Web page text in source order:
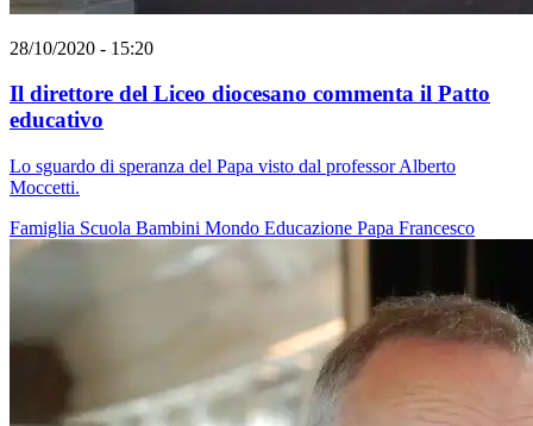
28/10/2020 - 15:20
Il direttore del Liceo diocesano commenta il Patto
educativo
Lo sguardo di speranza del Papa visto dal professor Alberto
Moccetti.
Famiglia Scuola Bambini Mondo Educazione Papa Francesco